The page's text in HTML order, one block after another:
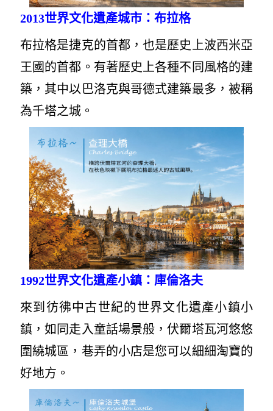
2013世界文化遺產城市：布拉格
布拉格是捷克的首都，也是歷史上波西米亞
王國的首都。有著歷史上各種不同風格的建
築，其中以巴洛克與哥德式建築最多，被稱
為千塔之城。
1992世界文化遺產小鎮：庫倫洛夫
來到彷彿中古世紀的世界文化遺產小鎮小
鎮，如同走入童話場景般，伏爾塔瓦河悠悠
圍繞城區，巷弄的小店是您可以細細淘寶的
好地方。